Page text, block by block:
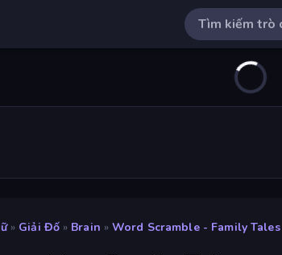
» Giải Đố » Brain » Word Scramble - Family Tales